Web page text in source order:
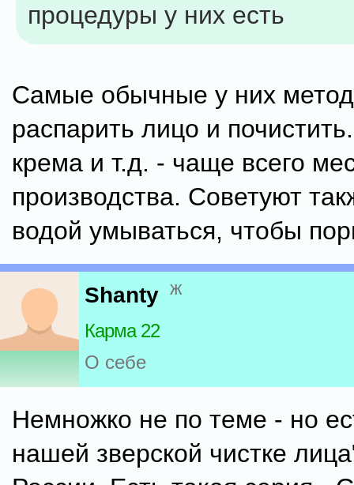
процедуры у них есть
Самые обычные у них
распарить лицо и
крема и т.д. - чаще всего
производства. Советуют
водой умываться, чтобы
Shanty ж
Карма 22
О себе
Немножко не по теме - но
нашей зверской чистке